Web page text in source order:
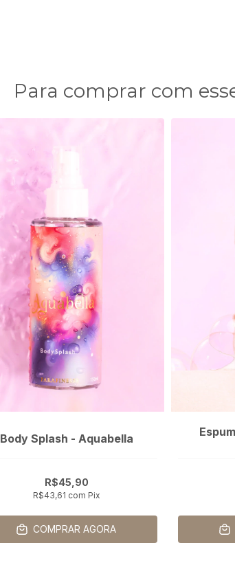
Para comprar com
Body Splash - Aquabella
R$45,90
R$43,61 com Pix
COMPRAR AGORA